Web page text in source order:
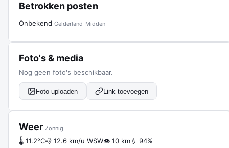
Betrokken posten
Onbekend Gelderland-Midden
Foto's & media
Nog geen foto's beschikbaar.
Foto uploaden Link toevoegen
Weer Zonnig
🌡 11.2°C💨 12.6 km/u WSW👁 10 km💧 94%